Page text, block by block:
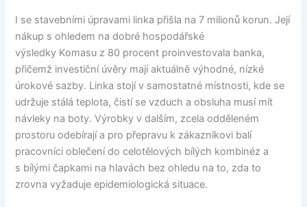
I se stavebními úpravami linka přišla na 7 milionů korun. Její
nákup s ohledem na dobré hospodářské
výsledky Komasu z 80 procent proinvestovala banka,
přičemž investiční úvěry mají aktuálně výhodné, nízké
úrokové sazby. Linka stojí v samostatné místnosti, kde se
udržuje stálá teplota, čistí se vzduch a obsluha musí mít
návleky na boty. Výrobky v dalším, zcela odděleném
prostoru odebírají a pro přepravu k zákazníkovi balí
pracovníci oblečení do celotělových bílých kombinéz a
s bílými čapkami na hlavách bez ohledu na to, zda to
zrovna vyžaduje epidemiologická situace.